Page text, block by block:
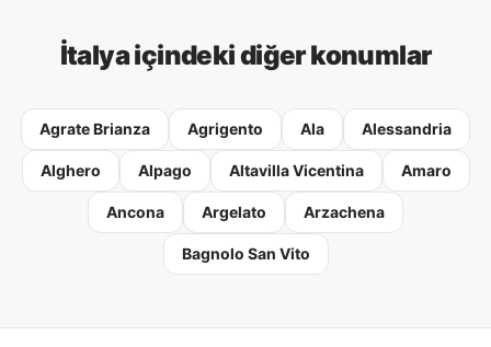
İtalya içindeki diğer konumlar
Agrate Brianza Agrigento Ala Alessandria
Alghero Alpago Altavilla Vicentina Amaro
Ancona Argelato Arzachena
Bagnolo San Vito